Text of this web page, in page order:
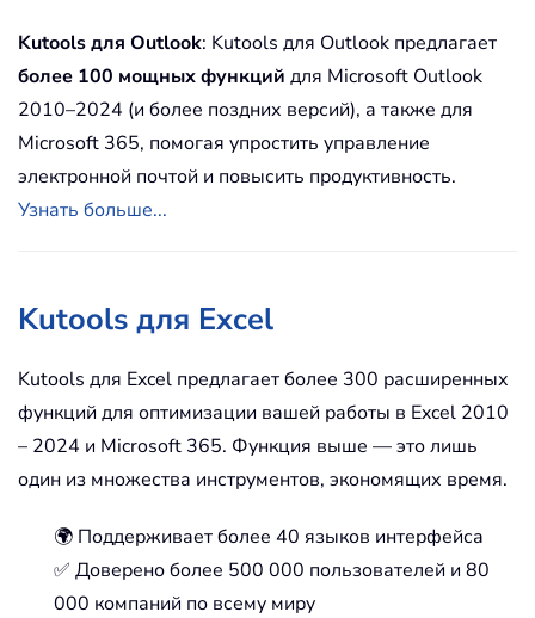
Kutools для Outlook: Kutools для Outlook предлагает
более 100 мощных функций для Microsoft Outlook
2010–2024 (и более поздних версий), а также для
Microsoft 365, помогая упростить управление
электронной почтой и повысить продуктивность.
Узнать больше...
Kutools для Excel
Kutools для Excel предлагает более 300 расширенных
функций для оптимизации вашей работы в Excel 2010
– 2024 и Microsoft 365. Функция выше — это лишь
один из множества инструментов, экономящих время.
🌍 Поддерживает более 40 языков интерфейса
✅ Доверено более 500 000 пользователей и 80
000 компаний по всему миру